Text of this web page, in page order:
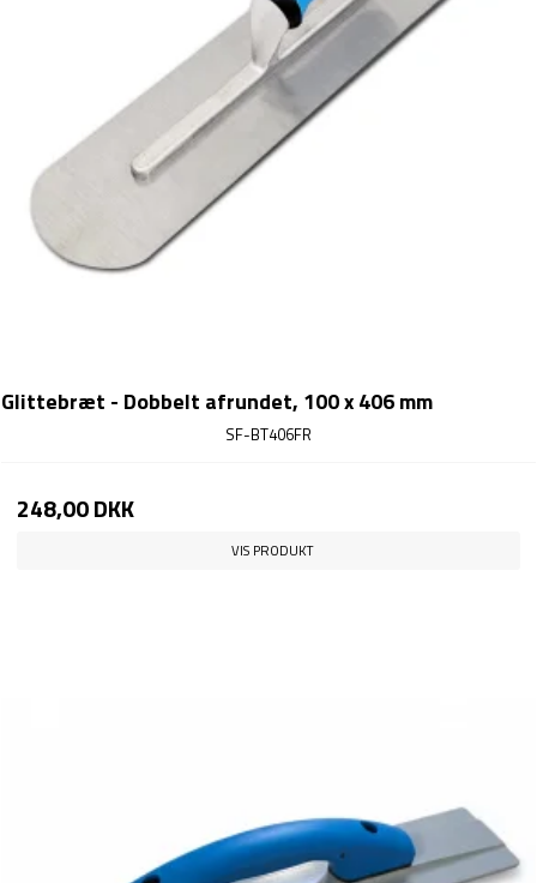
Glittebræt - Dobbelt afrundet, 100 x 406 mm
SF-BT406FR
248,00 DKK
VIS PRODUKT